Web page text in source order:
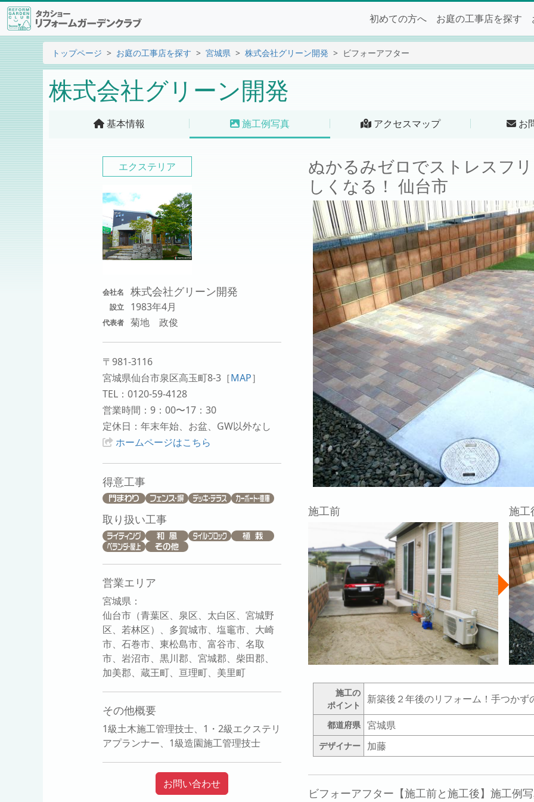
初めての方へ お庭の工事店を探す
トップページ お庭の工事店を探す 宮城県 株式会社グリーン開発 ビフォーアフター
株式会社グリーン開発
基本情報 施工例写真 アクセスマップ お
エクステリア
会社名 株式会社グリーン開発
設立 1983年4月
代表者 菊地 政俊
〒981-3116
宮城県仙台市泉区高玉町8-3 ［MAP］
TEL：0120-59-4128
営業時間：9：00〜17：30
定休日：年末年始、お盆、GW以外なし
ホームページはこちら
得意工事
取り扱い工事
営業エリア
宮城県：
仙台市（青葉区、泉区、太白区、宮城野
区、若林区）、多賀城市、塩竈市、大崎
市、石巻市、東松島市、富谷市、名取
市、岩沼市、黒川郡、宮城郡、柴田郡、
加美郡、蔵王町、亘理町、美里町
その他概要
1級土木施工管理技士、1・2級エクステリ
アプランナー、1級造園施工管理技士
お問い合わせ
ぬかるみゼロでストレスフ
しくなる！ 仙台市
施工前 施工
施工の
ポイント
新築後２年後のリフォーム！手つかず
都道府県 宮城県
デザイナー 加藤
ビフォーアフター【施工前と施工後】施工例